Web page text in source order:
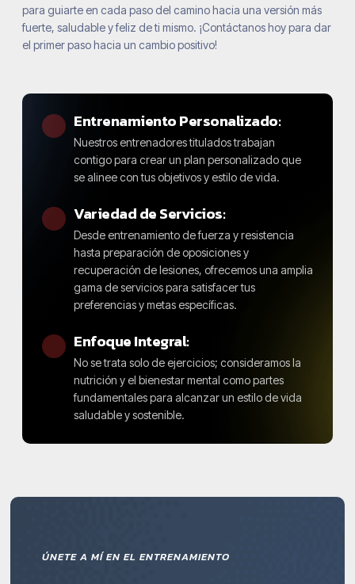
para guiarte en cada paso del camino hacia una versión más
fuerte, saludable y feliz de ti mismo. ¡Contáctanos hoy para dar
el primer paso hacia un cambio positivo!
Entrenamiento Personalizado:
Nuestros entrenadores titulados trabajan
contigo para crear un plan personalizado que
se alinee con tus objetivos y estilo de vida.
Variedad de Servicios:
Desde entrenamiento de fuerza y resistencia
hasta preparación de oposiciones y
recuperación de lesiones, ofrecemos una amplia
gama de servicios para satisfacer tus
preferencias y metas específicas.
Enfoque Integral:
No se trata solo de ejercicios; consideramos la
nutrición y el bienestar mental como partes
fundamentales para alcanzar un estilo de vida
saludable y sostenible.
ÚNETE A MÍ EN EL ENTRENAMIENTO